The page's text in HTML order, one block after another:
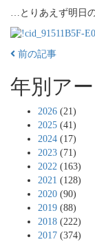
…とりあえず明日
前の記事
年別ア
2026 (21)
2025 (41)
2024 (17)
2023 (71)
2022 (163)
2021 (128)
2020 (90)
2019 (88)
2018 (222)
2017 (374)